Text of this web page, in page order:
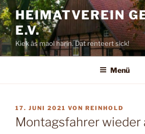
Zum
Inhalt
springen
HEIMATVEREIN
E.V.
Kiek äs maol harin. Dat renteert sick!
Menü
VERÖFFENTLICHT
AM
17. JUNI 2021 VON REINHOLD
Montagsfahrer wieder